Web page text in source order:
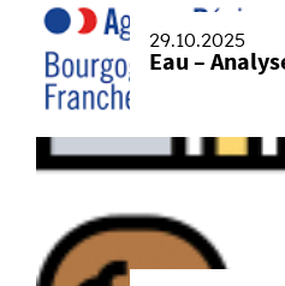
29.10.2025
Eau –